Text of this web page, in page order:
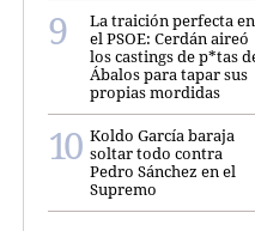
La traición perfecta en
el PSOE: Cerdán aireó
los castings de p*tas
Ábalos para tapar sus
propias mordidas
Koldo García baraja
soltar todo contra
Pedro Sánchez en el
Supremo